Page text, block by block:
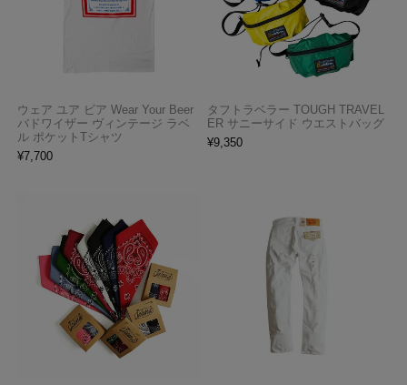
ウェア ユア ビア Wear Your Beer
バドワイザー ヴィンテージ ラベ
ル ポケットTシャツ
¥7,700
タフトラベラー TOUGH TRAVEL
ER サニーサイド ウエストバッグ
¥9,350